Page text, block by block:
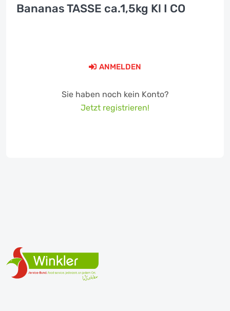
Bananas TASSE ca.1,5kg Kl I CO
ANMELDEN
Sie haben noch kein Konto?
Jetzt registrieren!